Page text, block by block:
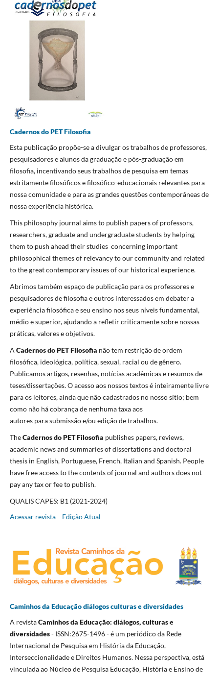
Cadernos do PET Filosofia
Esta publicação propõe-se a divulgar os trabalhos de professores,
pesquisadores e alunos da graduação e pós-graduação em
filosofia, incentivando seus trabalhos de pesquisa em temas
estritamente filosóficos e filosófico-educacionais relevantes para
nossa comunidade e para as grandes questões contemporâneas de
nossa experiência histórica.
This philosophy journal aims to publish papers of professors,
researchers, graduate and undergraduate students by helping
them to push ahead their studies concerning important
philosophical themes of relevancy to our community and related
to the great contemporary issues of our historical experience.
Abrimos também espaço de publicação para os professores e
pesquisadores de filosofia e outros interessados em debater a
experiência filosófica e seu ensino nos seus níveis fundamental,
médio e superior, ajudando a refletir criticamente sobre nossas
práticas, valores e objetivos.
A Cadernos do PET Filosofia não tem restrição de ordem
filosófica, ideológica, política, sexual, racial ou de gênero.
Publicamos artigos, resenhas, notícias acadêmicas e resumos de
teses/dissertações. O acesso aos nossos textos é inteiramente livre
para os leitores, ainda que não cadastrados no nosso sítio; bem
como não há cobrança de nenhuma taxa aos
autores para submissão e/ou edição de trabalhos.
TheCadernos do PET Filosofia publishes papers, reviews,
academic news and summaries of dissertations and doctoral
thesis in English, Portuguese, French, Italian and Spanish. People
have free access to the contents of journal and authors does not
pay any tax or fee to publish.
QUALIS CAPES: B1 (2021-2024)
Acessar revista
Edição Atual
Caminhos da Educação diálogos culturas e diversidades
A revistaCaminhos da Educação: diálogos, culturas e
diversidades- ISSN:2675-1496 - é um periódico da Rede
Internacional de Pesquisa em História da Educação,
Interseccionalidade e Direitos Humanos. Nessa perspectiva, está
vinculada ao Núcleo de Pesquisa Educação, História e Ensino de